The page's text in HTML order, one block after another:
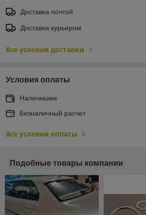
Доставка почтой
Доставка курьером
Все условия доставки
Условия оплаты
Наличными
Безналичный расчет
Все условия оплаты
Подобные товары компании